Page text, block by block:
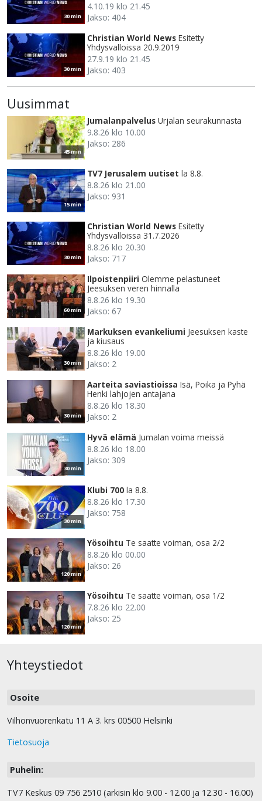
30 min
4.10.19 klo 21.45
Jakso: 404
30 min
Christian World News Esitetty
Yhdysvalloissa 20.9.2019
27.9.19 klo 21.45
Jakso: 403
Uusimmat
45 min
Jumalanpalvelus Urjalan seurakunnasta
9.8.26 klo 10.00
Jakso: 286
15 min
TV7 Jerusalem uutiset la 8.8.
8.8.26 klo 21.00
Jakso: 931
30 min
Christian World News Esitetty
Yhdysvalloissa 31.7.2026
8.8.26 klo 20.30
Jakso: 717
60 min
Ilpoistenpiiri Olemme pelastuneet
Jeesuksen veren hinnalla
8.8.26 klo 19.30
Jakso: 67
30 min
Markuksen evankeliumi Jeesuksen kaste
ja kiusaus
8.8.26 klo 19.00
Jakso: 2
30 min
Aarteita saviastioissa Isä, Poika ja Pyhä
Henki lahjojen antajana
8.8.26 klo 18.30
Jakso: 2
30 min
Hyvä elämä Jumalan voima meissä
8.8.26 klo 18.00
Jakso: 309
30 min
Klubi 700 la 8.8.
8.8.26 klo 17.30
Jakso: 758
120 min
Yösoihtu Te saatte voiman, osa 2/2
8.8.26 klo 00.00
Jakso: 26
120 min
Yösoihtu Te saatte voiman, osa 1/2
7.8.26 klo 22.00
Jakso: 25
Yhteystiedot
Osoite
Vilhonvuorenkatu 11 A 3. krs 00500 Helsinki
Tietosuoja
Puhelin:
TV7 Keskus 09 756 2510 (arkisin klo 9.00 - 12.00 ja 12.30 - 16.00)